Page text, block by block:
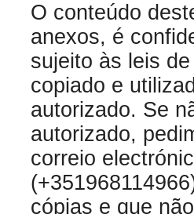
O conteúdo
anexos, é
sujeito às leis
copiado e
autorizado. Se
autorizado,
correio
cópias e que